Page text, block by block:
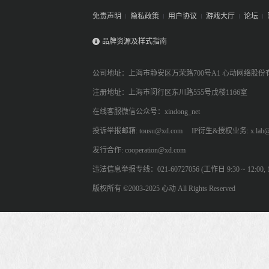
免责声明 隐私政策 用户协议 游戏大厅 论坛
品牌资源及样式指南
公司地址：上海市静安区万荣路700号A1 心动网络股份
注册地址：上海市闵行区东川路555号戊楼1166室
在线客服微信公众号：xindong_net
投诉举报邮箱: tousu@xd.com IP衍生&授权业务:
发行合作: cooperation@xd.com
违法信息举报专线：021-60727056 (工作日 9:30 ~ 12:00,
版权所有 ©2003-2025 心动 All Rights Reserved